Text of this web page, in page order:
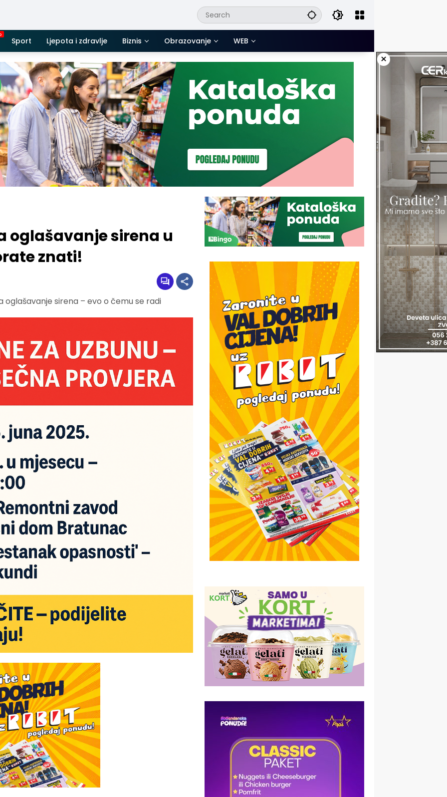
Sport Ljepota i zdravlje Biznis Obrazovanje WEB
×
oglašavanje sirena u
znati!
oglašavanje sirena – evo o čemu se radi